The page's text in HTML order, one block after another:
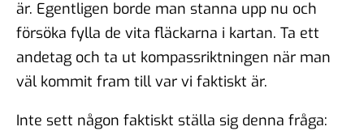
är. Egentligen borde man stanna upp nu och
försöka fylla de vita fläckarna i kartan. Ta ett
andetag och ta ut kompassriktningen när man
väl kommit fram till var vi faktiskt är.
Inte sett någon faktiskt ställa sig denna fråga: